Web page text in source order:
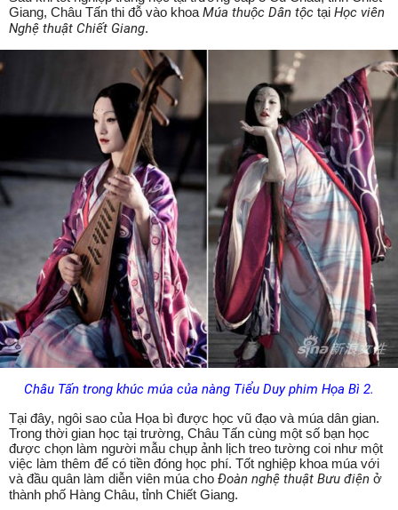
Giang, Châu Tấn thi đỗ vào khoa Múa thuộc Dân tộc tại Học viên
Nghệ thuật Chiết Giang.
Châu Tấn trong khúc múa của nàng Tiểu Duy phim Họa Bì 2.
Tại đây, ngôi sao của Họa bì được học vũ đạo và múa dân gian.
Trong thời gian học tại trường, Châu Tấn cùng một số bạn học
được chọn làm người mẫu chụp ảnh lịch treo tường coi như một
việc làm thêm để có tiền đóng học phí. Tốt nghiệp khoa múa với
và đầu quân làm diễn viên múa cho Đoàn nghệ thuật Bưu điện ở
thành phố Hàng Châu, tỉnh Chiết Giang.